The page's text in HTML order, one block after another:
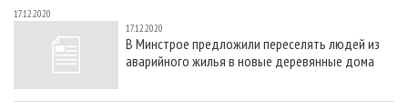
17.12.2020
17.12.2020
В Минстрое предложили переселять людей из
аварийного жилья в новые деревянные дома